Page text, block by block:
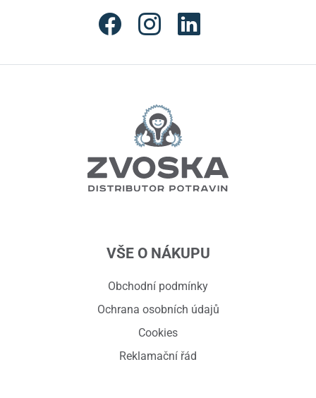
VŠE O NÁKUPU
Obchodní podmínky
Ochrana osobních údajů
Cookies
Reklamační řád